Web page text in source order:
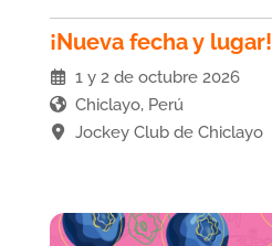
¡Nueva fecha y lugar!
1 y 2 de octubre 2026
Chiclayo, Perú
Jockey Club de Chiclayo